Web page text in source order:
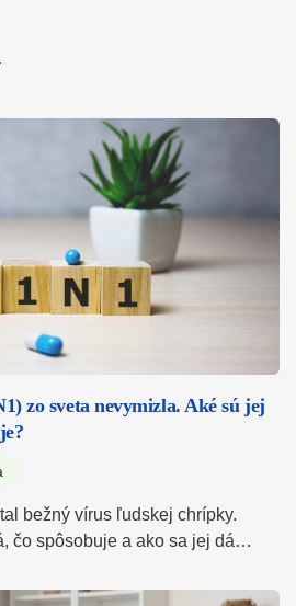
zo sveta nevymizla. Aké sú jej
bežný vírus ľudskej chrípky.
čo spôsobuje a ako sa jej dá…